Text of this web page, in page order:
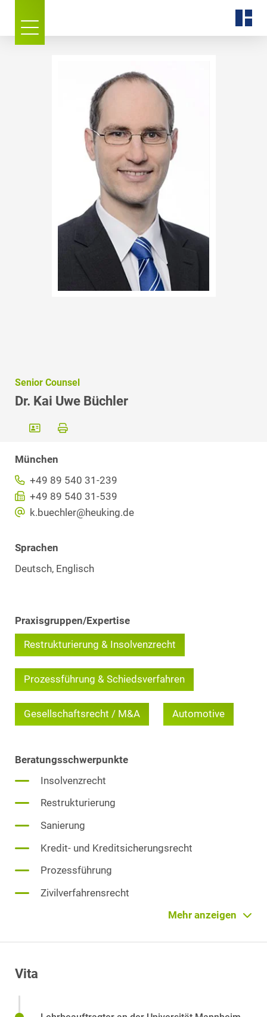
Senior Counsel
Dr. Kai Uwe Büchler
München
+49 89 540 31-239
+49 89 540 31-539
k.buechler@heuking.de
Sprachen
Deutsch, Englisch
Praxisgruppen/Expertise
Restrukturierung & Insolvenzrecht
Prozessführung & Schiedsverfahren
Gesellschaftsrecht / M&A Automotive
Beratungsschwerpunkte
Insolvenzrecht
Restrukturierung
Sanierung
Kredit- und Kreditsicherungsrecht
Prozessführung
Zivilverfahrensrecht
Mehr anzeigen
Vita